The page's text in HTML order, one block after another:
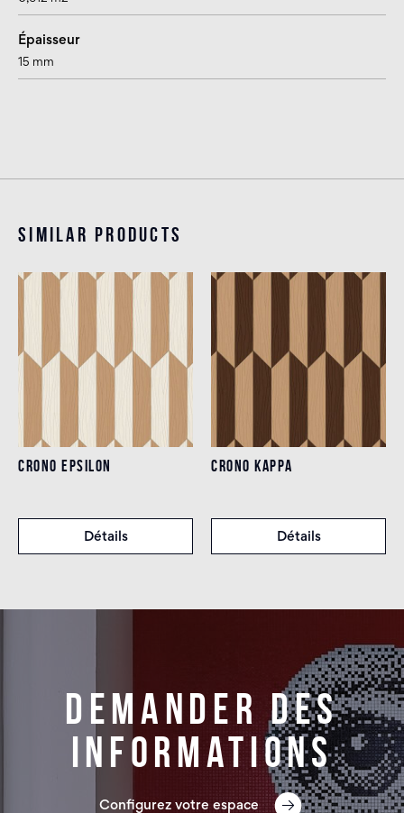
Épaisseur
15 mm
Similar products
CRONO EPSILON
Détails
CRONO KAPPA
Détails
Demander des
informations
Configurez votre espace